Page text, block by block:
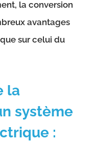
la conversion
avantages
sur celui du
la
système
: